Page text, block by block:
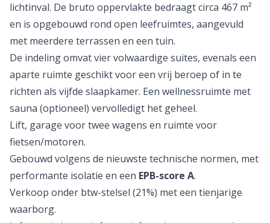
lichtinval. De bruto oppervlakte bedraagt circa 467 m²
en is opgebouwd rond open leefruimtes, aangevuld
met meerdere terrassen en een tuin.
De indeling omvat vier volwaardige suites, evenals een
aparte ruimte geschikt voor een vrij beroep of in te
richten als vijfde slaapkamer. Een wellnessruimte met
sauna (optioneel) vervolledigt het geheel.
Lift, garage voor twee wagens en ruimte voor
fietsen/motoren.
Gebouwd volgens de nieuwste technische normen, met
performante isolatie en een EPB-score A.
Verkoop onder btw-stelsel (21%) met een tienjarige
waarborg.